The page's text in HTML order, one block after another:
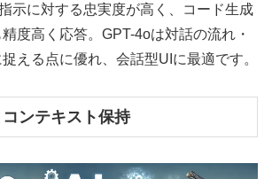
示に対する忠実度が高く、コード生成
度高く応答。GPT-4oは対話の流れ・
える点に優れ、会話型UIに最適です。
ンテキスト保持